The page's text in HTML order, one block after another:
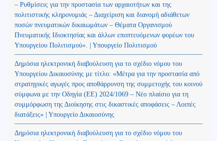
– Ρυθμίσεις για την προστασία των αρχαιοτήτων και της
πολιτιστικής κληρονομιάς – Διαχείριση και διανομή αδιάθετων
ποσών πνευματικών δικαιωμάτων – Θέματα Οργανισμού
Πνευματικής Ιδιοκτησίας και άλλων εποπτευόμενων φορέων του
Υπουργείου Πολιτισμού». | Υπουργείο Πολιτισμού
Δημόσια ηλεκτρονική διαβούλευση για το σχέδιο νόμου του
Υπουργείου Δικαιοσύνης με τίτλο: «Μέτρα για την προστασία από
στρατηγικές αγωγές προς αποθάρρυνση της συμμετοχής του κοινού
σύμφωνα με την Οδηγία (ΕΕ) 2024/1069 – Νέο πλαίσιο για τη
συμμόρφωση της Διοίκησης στις δικαστικές αποφάσεις – Λοιπές
διατάξεις» | Υπουργείο Δικαιοσύνης
Δημόσια ηλεκτρονική διαβούλευση για το σχέδιο νόμου του